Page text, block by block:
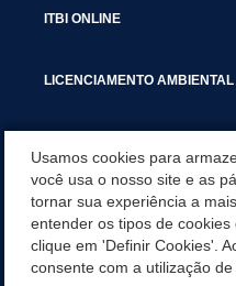
ITBI ONLINE
LICENCIAMENTO AMBIENTAL
SERVIÇOS
SERVIÇOS DO
Usamos cookies para
você usa o nosso site e as
tornar sua experiência a
entender os tipos de cookies
clique em 'Definir Cookies'.
consente com a utilização de